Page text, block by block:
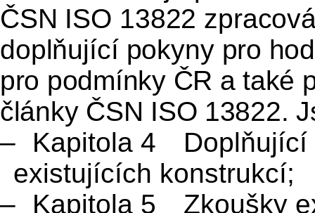
ČSN ISO 13822
doplňující pokyny pro
pro podmínky ČR a také
články ČSN ISO 13822.
–
Kapitola 4 Doplňující
existujících konstrukcí;
–
Kapitola 5 Zkoušky